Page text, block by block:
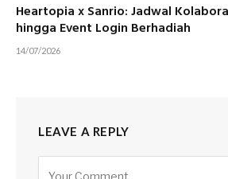
Heartopia x Sanrio: Jadwal
hingga Event Login Berhadiah
14/07/2026
LEAVE A REPLY